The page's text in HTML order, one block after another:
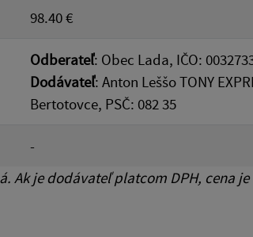
98.40 €
Odberateľ: Obec Lada, IČO:
Dodávateľ: Anton Leššo TONY
Bertotovce, PSČ: 082 35
-
Ak je dodávateľ platcom DPH, cena